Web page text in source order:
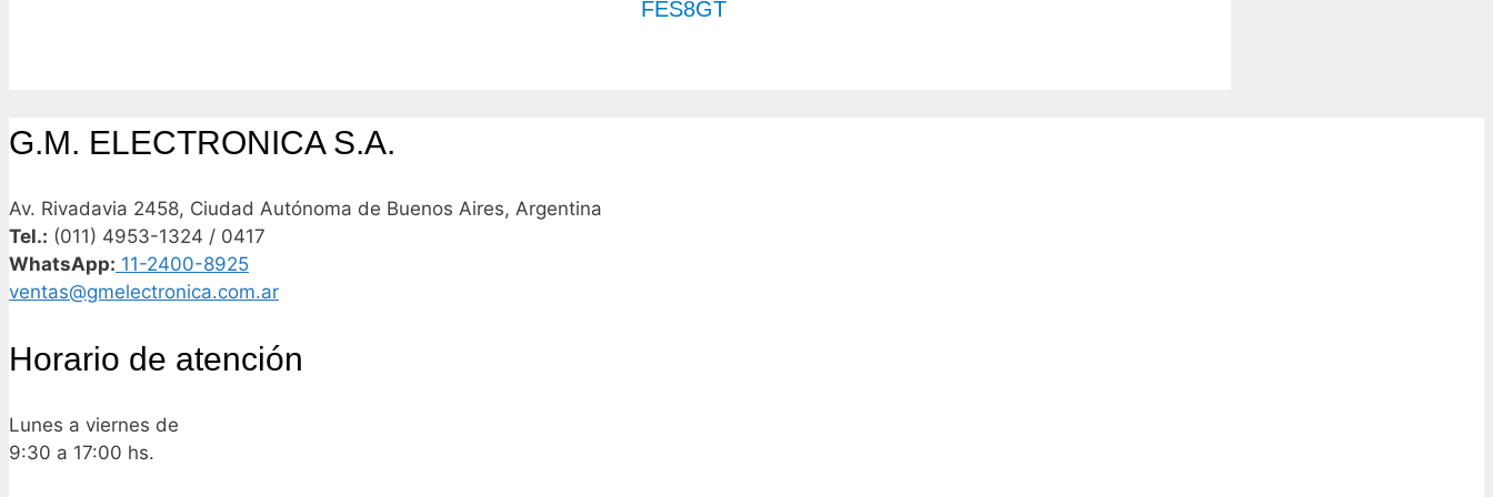
FES8GT
G.M. ELECTRONICA S.A.
Av. Rivadavia 2458, Ciudad Autónoma de Buenos Aires, Argentina
Tel.: (011) 4953-1324 / 0417
WhatsApp: 11-2400-8925
ventas@gmelectronica.com.ar
Horario de atención
Lunes a viernes de
9:30 a 17:00 hs.